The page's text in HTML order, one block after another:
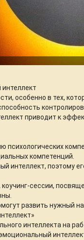
особенно в тех,
приводит к
психологических
компетенций.
интеллект, поэтому
сессии,
развить нужный
интеллекта на